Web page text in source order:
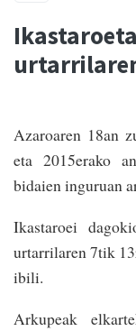
Azaroaren 18an
eta 2015erako
bidaien inguruan
Ikastaroei
urtarrilaren 7tik
ibili.
Arkupeak